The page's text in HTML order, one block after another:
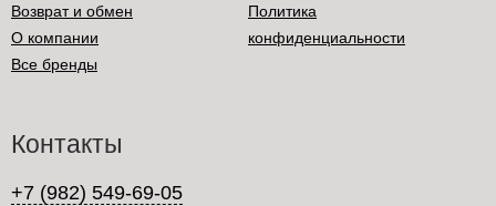
Возврат и обмен
О компании
Все бренды
Политика
конфиденциальности
Контакты
+7 (982) 549-69-05